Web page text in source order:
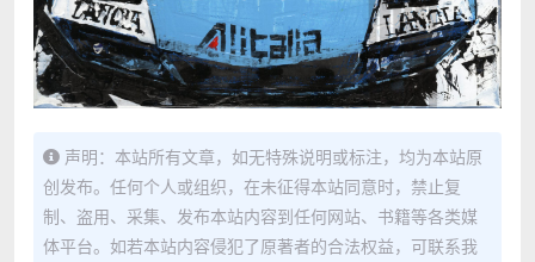
声明：本站所有文章，如无特殊说明或标注，均为本站原
创发布。任何个人或组织，在未征得本站同意时，禁止复
制、盗用、采集、发布本站内容到任何网站、书籍等各类媒
体平台。如若本站内容侵犯了原著者的合法权益，可联系我